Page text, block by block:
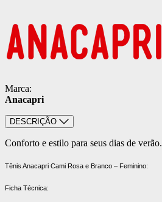
Marca:
Anacapri
DESCRIÇÃO
Conforto e estilo para seus dias de verão.
Tênis Anacapri Cami Rosa e Branco – Feminino:
Ficha Técnica: